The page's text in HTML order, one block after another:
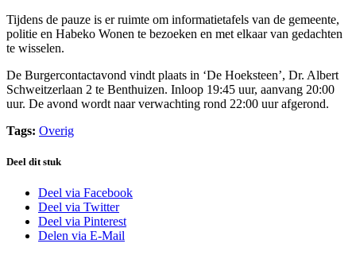
Tijdens de pauze is er ruimte om informatietafels van de gemeente,
politie en Habeko Wonen te bezoeken en met elkaar van gedachten
te wisselen.
De Burgercontactavond vindt plaats in ‘De Hoeksteen’, Dr. Albert
Schweitzerlaan 2 te Benthuizen. Inloop 19:45 uur, aanvang 20:00
uur. De avond wordt naar verwachting rond 22:00 uur afgerond.
Tags: Overig
Deel dit stuk
Deel via Facebook
Deel via Twitter
Deel via Pinterest
Delen via E-Mail